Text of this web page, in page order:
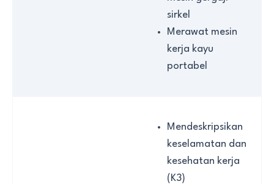
sirkel
Merawat mesin
kerja kayu
portabel
Mendeskripsikan
keselamatan dan
kesehatan kerja
(K3)